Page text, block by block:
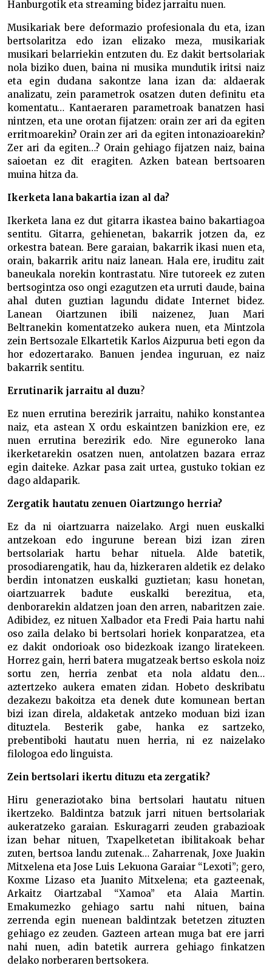
Hanburgotik eta streaming bidez jarraitu nuen.
Musikariak bere deformazio profesionala du eta, izan
bertsolaritza edo izan elizako meza, musikariak
musikari belarriekin entzuten du. Ez dakit bertsolariak
nola biziko duen, baina ni musika mundutik iritsi naiz
eta egin dudana sakontze lana izan da: aldaerak
analizatu, zein parametrok osatzen duten definitu eta
komentatu… Kantaeraren parametroak banatzen hasi
nintzen, eta une orotan fijatzen: orain zer ari da egiten
erritmoarekin? Orain zer ari da egiten intonazioarekin?
Zer ari da egiten…? Orain gehiago fijatzen naiz, baina
saioetan ez dit eragiten. Azken batean bertsoaren
muina hitza da.
Ikerketa lana bakartia izan al da?
Ikerketa lana ez dut gitarra ikastea baino bakartiagoa
sentitu. Gitarra, gehienetan, bakarrik jotzen da, ez
orkestra batean. Bere garaian, bakarrik ikasi nuen eta,
orain, bakarrik aritu naiz lanean. Hala ere, iruditu zait
baneukala norekin kontrastatu. Nire tutoreek ez zuten
bertsogintza oso ongi ezagutzen eta urruti daude, baina
ahal duten guztian lagundu didate Internet bidez.
Lanean Oiartzunen ibili naizenez, Juan Mari
Beltranekin komentatzeko aukera nuen, eta Mintzola
zein Bertsozale Elkartetik Karlos Aizpurua beti egon da
hor edozertarako. Banuen jendea inguruan, ez naiz
bakarrik sentitu.
Errutinarik jarraitu al duzu?
Ez nuen errutina berezirik jarraitu, nahiko konstantea
naiz, eta astean X ordu eskaintzen banizkion ere, ez
nuen errutina berezirik edo. Nire eguneroko lana
ikerketarekin osatzen nuen, antolatzen bazara erraz
egin daiteke. Azkar pasa zait urtea, gustuko tokian ez
dago aldaparik.
Zergatik hautatu zenuen Oiartzungo herria?
Ez da ni oiartzuarra naizelako. Argi nuen euskalki
antzekoan edo ingurune berean bizi izan ziren
bertsolariak hartu behar nituela. Alde batetik,
prosodiarengatik, hau da, hizkeraren aldetik ez delako
berdin intonatzen euskalki guztietan; kasu honetan,
oiartzuarrek badute euskalki berezitua, eta,
denborarekin aldatzen joan den arren, nabaritzen zaie.
Adibidez, ez nituen Xalbador eta Fredi Paia hartu nahi
oso zaila delako bi bertsolari horiek konparatzea, eta
ez dakit ondorioak oso bidezkoak izango liratekeen.
Horrez gain, herri batera mugatzeak bertso eskola noiz
sortu zen, herria zenbat eta nola aldatu den…
aztertzeko aukera ematen zidan. Hobeto deskribatu
dezakezu bakoitza eta denek dute komunean bertan
bizi izan direla, aldaketak antzeko moduan bizi izan
dituztela. Besterik gabe, hanka ez sartzeko,
prebentiboki hautatu nuen herria, ni ez naizelako
filologoa edo linguista.
Zein bertsolari ikertu dituzu eta zergatik?
Hiru generaziotako bina bertsolari hautatu nituen
ikertzeko. Baldintza batzuk jarri nituen bertsolariak
aukeratzeko garaian. Eskuragarri zeuden grabazioak
izan behar nituen, Txapelketetan ibilitakoak behar
zuten, bertsoa landu zutenak… Zaharrenak, Joxe Juakin
Mitxelena eta Jose Luis Lekuona Garaiar “Lexoti”; gero,
Koxme Lizaso eta Juanito Mitxelena; eta gazteenak,
Arkaitz Oiartzabal “Xamoa” eta Alaia Martin.
Emakumezko gehiago sartu nahi nituen, baina
zerrenda egin nuenean baldintzak betetzen zituzten
gehiago ez zeuden. Gazteen artean muga bat ere jarri
nahi nuen, adin batetik aurrera gehiago finkatzen
delako norberaren bertsokera.